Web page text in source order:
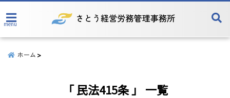
menu
ホーム
「 民法415条 」 一覧